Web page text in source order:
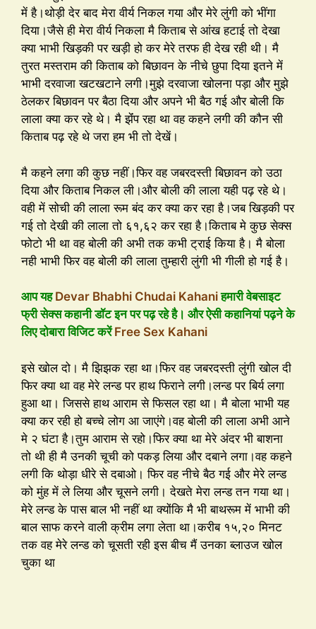
में है।थोड़ी देर बाद मेरा वीर्य निकल गया और मेरे लुंगी को भींगा
दिया।जैसे ही मेरा वीर्य निकला मै किताब से आंख हटाई तो देखा
क्या भाभी खिड़की पर खड़ी हो कर मेरे तरफ ही देख रही थी। मै
तुरत मस्तराम की किताब को बिछावन के नीचे छुपा दिया इतने में
भाभी दरवाजा खटखटाने लगी।मुझे दरवाजा खोलना पड़ा और मुझे
ठेलकर बिछावन पर बैठा दिया और अपने भी बैठ गई और बोली कि
लाला क्या कर रहे थे। मै झेंंप रहा था वह कहने लगी की कौन सी
किताब पढ़ रहे थे जरा हम भी तो देखें।
मै कहने लगा की कुछ नहीं।फिर वह जबरदस्ती बिछावन को उठा
दिया और किताब निकल ली।और बोली की लाला यही पढ़ रहे थे।
वही में सोची की लाला रूम बंद कर क्या कर रहा है।जब खिड़की पर
गई तो देखी की लाला तो ६१,६२ कर रहा है।किताब मे कुछ सेक्स
फोटो भी था वह बोली की अभी तक कभी ट्राई किया है। मै बोला
नही भाभी फिर वह बोली की लाला तुम्हारी लुंगी भी गीली हो गई है।
आप यहDevar Bhabhi Chudai Kahaniहमारी वेबसाइट
फ्री सेक्स कहानी डॉट इन पर पढ़ रहे है। और ऐसी कहानियां पढ़ने के
लिए दोबारा विजिट करेंFree Sex Kahani
इसे खोल दो। मै झिझक रहा था।फिर वह जबरदस्ती लुंगी खोल दी
फिर क्या था वह मेरे लन्ड पर हाथ फिराने लगी।लन्ड पर बिर्य लगा
हुआ था। जिससे हाथ आराम से फिसल रहा था। मै बोला भाभी यह
क्या कर रही हो बच्चे लोग आ जाएंगे।वह बोली की लाला अभी आने
मे २ घंटा है।तुम आराम से रहो।फिर क्या था मेरे अंदर भी बाशना
तो थी ही मै उनकी चूची को पकड़ लिया और दबाने लगा।वह कहने
लगी कि थोड़ा धीरे से दबाओ। फिर वह नीचे बैठ गई और मेरे लन्ड
को मुंह में ले लिया और चूसने लगी। देखते मेरा लन्ड तन गया था।
मेरे लन्ड के पास बाल भी नहीं था क्योंकि मै भी बाथरूम में भाभी की
बाल साफ करने वाली क्रीम लगा लेता था।करीब १५,२० मिनट
तक वह मेरे लन्ड को चूसती रही इस बीच मैं उनका ब्लाउज खोल
चुका था